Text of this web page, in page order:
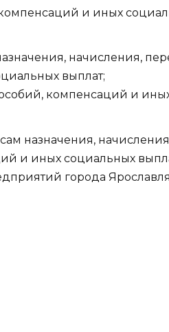
и иных
начисления,
выплат;
компенсаций и
назначения,
и иных социальных
города